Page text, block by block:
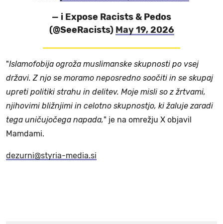
— i Expose Racists & Pedos
(@SeeRacists) May 19, 2026
"Islamofobija ogroža muslimanske skupnosti po vsej
državi. Z njo se moramo neposredno soočiti in se skupaj
upreti politiki strahu in delitev. Moje misli so z žrtvami,
njihovimi bližnjimi in celotno skupnostjo, ki žaluje zaradi
tega uničujočega napada," je na omrežju X objavil
Mamdami.
dezurni@styria-media.si